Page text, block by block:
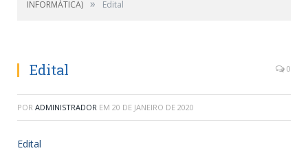
INFORMÁTICA) » Edital
Edital 0
POR ADMINISTRADOR EM 20 DE JANEIRO DE 2020
Edital